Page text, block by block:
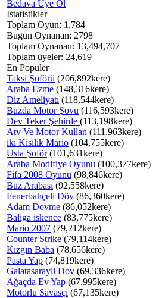
Bedava Üye Ol
Istatistikler
Toplam Oyun: 1,784
Bugün Oynanan: 2798
Toplam Oynanan: 13,494,707
Toplam üyeler: 24,619
En Popüler
Taksi Şöförü (206,892kere)
Araba Ezme (148,316kere)
Diz Ameliyatı (118,544kere)
Buzda Motor Şovu (116,593kere)
Dev Teker Şehirde (113,198kere)
Atv Ve Motor Kullan (111,963kere)
iki Kisilik Mario (104,755kere)
Usta Şoför(101,631kere)
Araba Modifiye Oyunu (100,377kere)
Fifa 2008 Oyunu (98,846kere)
Buz Arabası (92,558kere)
Fenerbahçeli Döv (86,360kere)
Adam Dovme (86,052kere)
Baliga iskence (83,775kere)
Mario 2007 (79,212kere)
Counter Strike (79,114kere)
Kızgın Baba (78,656kere)
Pasta Yap (74,819kere)
Galatasarayli Dov (69,336kere)
Ağaçda Ev Yap (67,995kere)
Motorlu Savasçi (67,135kere)